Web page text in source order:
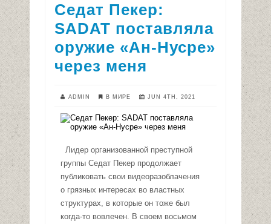
Седат Пекер:
SADAT поставляла
оружие «Ан-Нусре»
через меня
ADMIN В МИРЕ JUN 4TH, 2021
Лидер организованной преступной
группы Седат Пекер продолжает
публиковать свои видеоразоблачения
о грязных интересах во властных
структурах, в которые он тоже был
когда-то вовлечен. В своем восьмом